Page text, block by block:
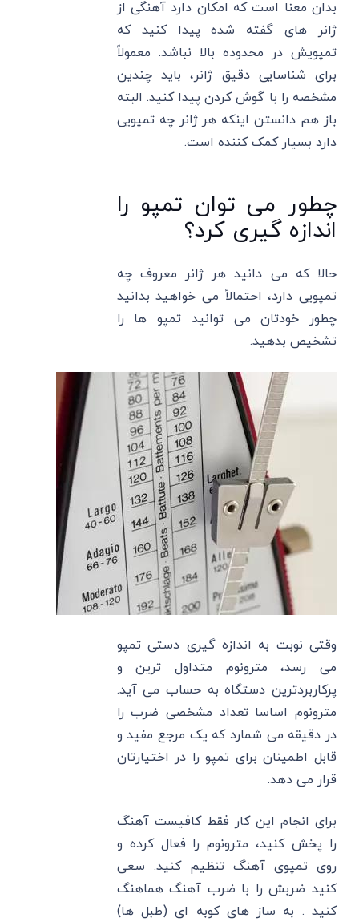
بدان معنا است که امکان دارد آهنگی از
ژانر های گفته شده پیدا کنید که
تمپویش در محدوده بالا نباشد. معمولاً
برای شناسایی دقیق ژانر، باید چندین
مشخصه را با گوش کردن پیدا کنید. البته
باز هم دانستن اینکه هر ژانر چه تمپویی
دارد بسیار کمک کننده است.
چطور می توان تمپو را
اندازه گیری کرد؟
حالا که می دانید هر ژانر معروف چه
تمپویی دارد، احتمالاً می خواهید بدانید
چطور خودتان می توانید تمپو ها را
تشخیص بدهید.
وقتی نوبت به اندازه گیری دستی تمپو
می رسد، مترونوم متداول ترین و
پرکاربردترین دستگاه به حساب می آید.
مترونوم اساسا تعداد مشخصی ضرب را
در دقیقه می شمارد که یک مرجع مفید و
قابل اطمینان برای تمپو را در اختیارتان
قرار می دهد.
برای انجام این کار فقط کافیست آهنگ
را پخش کنید، مترونوم را فعال کرده و
روی تمپوی آهنگ تنظیم کنید. سعی
کنید ضربش را با ضرب آهنگ هماهنگ
کنید . به ساز های کوبه ای (طبل ها)